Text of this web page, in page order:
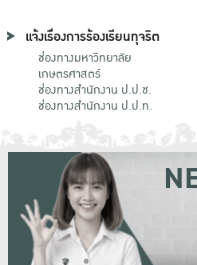
แจ้งเรื่องการร้องเรียนทุจริต
ช่องทางมหาวิทยาลัย
เกษตรศาสตร์
ช่องทางสำนักงาน ป.ป.ช.
ช่องทางสำนักงาน ป.ป.ท.